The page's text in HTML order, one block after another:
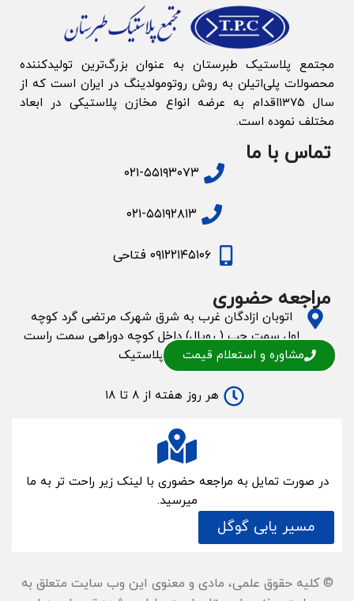
مجتمع پلاستیک طبرستان به‌ عنوان بزرگ‌‌ترین تولیدکننده
محصولات پلی‌اتیلن به روش روتومولدینگ در ایران است که از
سال ۱۳۷۵اقدام به عرضه انواع مخازن پلاستیکی در ابعاد
مختلف نموده است.
مشاوره و استعلام قیمت
تماس با ما
۰۲۱-۵۵۱۹۳۰۷۳
۰۲۱-۵۵۱۹۲۸۱۳
۰۹۱۲۲۱۴۵۱۰۶ فتاحی
مراجعه حضوری
اتوبان ازادگان غرب به شرق شهرک مرتضی گرد کوچه
اول سمت چپ ( رویال) داخل کوچه دوراهی سمت راست
کارخانه پلاستیک
هر روز هفته از ۸ تا ۱۸
در صورت تمایل به مراجعه حضوری با لینک زیر راحت تر به ما
میرسید.
مسیر یابی گوگل
© کلیه حقوق علمی، مادی و معنوی این وب سایت متعلق به